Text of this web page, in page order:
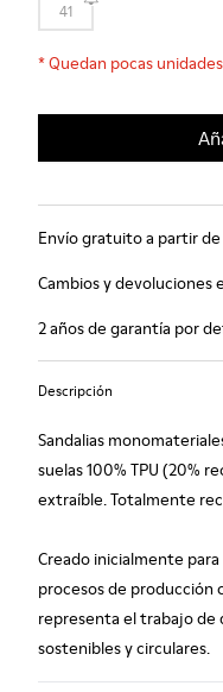
41
*Quedan pocas unidades
Envío gratuito a partir
Cambios y devoluciones
2 años de garantía por
Descripción
Sandalias
suelas 100% TPU (20%
extraíble. Totalmente
Creado inicialmente
procesos de producción
representa el trabajo de
sostenibles y circulares.